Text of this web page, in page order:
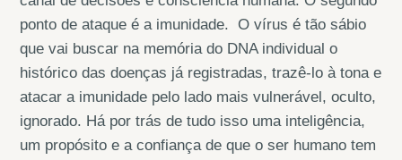
ponto de ataque é a imunidade. O vírus é tão sábio
que vai buscar na memória do DNA individual o
histórico das doenças já registradas, trazê-lo à tona e
atacar a imunidade pelo lado mais vulnerável, oculto,
ignorado. Há por trás de tudo isso uma inteligência,
um propósito e a confiança de que o ser humano tem